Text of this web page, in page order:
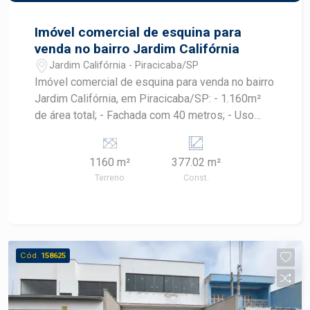
Imóvel comercial de esquina para
venda no bairro Jardim Califórnia
Jardim Califórnia - Piracicaba/SP
Imóvel comercial de esquina para venda no bairro
Jardim Califórnia, em Piracicaba/SP: - 1.160m²
de área total; - Fachada com 40 metros; - Uso
1160 m²
Terreno
377.02 m²
Const.
Cód. 158625